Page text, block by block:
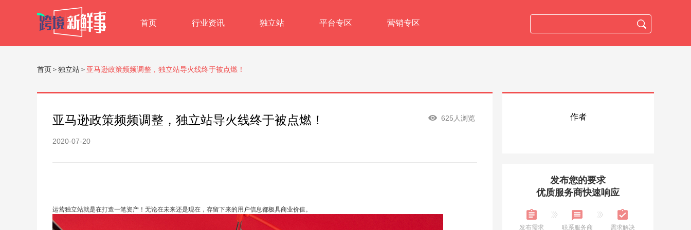
首页 行业资讯 独立站 平台专区 营销专区
首页 > 独立站 > 亚马逊政策频频调整，独立站导火线终于被点燃！
亚马逊政策频频调整，独立站导火线终于被点燃！
2020-07-20
625人浏览
运营独立站就是在打造一笔资产！无论在未来还是现在，存留下来的用户信息都极具商业价值。
作者
发布您的要求
优质服务商快速响应
发布需求 联系服务商 需求解决